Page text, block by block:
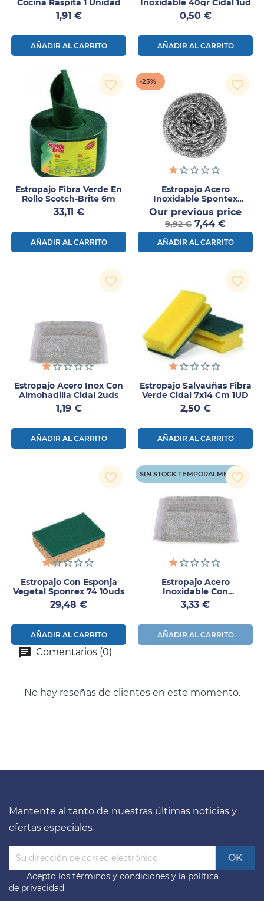
Precio
1,91 €
AÑADIR AL CARRITO
Precio
0,50 €
AÑADIR AL CARRITO
Estropajo Fibra Verde En
Rollo Scotch-Brite 6m
Precio
33,11 €
AÑADIR AL CARRITO
favorite_border
Estropajo Acero
Inoxidable Spontex
Superinox 50 – 10 Uds
Our previous price
9,92 € Precio
7,44 €
AÑADIR AL CARRITO
-25% favorite_border
Estropajo Acero Inox Con
Almohadilla Cidal 2uds
Precio
1,19 €
AÑADIR AL CARRITO
favorite_border
Estropajo Salvauñas Fibra
Verde Cidal 7x14 Cm 1UD
Precio
2,50 €
AÑADIR AL CARRITO
favorite_border
Estropajo Con Esponja
Vegetal Sponrex 74 10uds
Precio
29,48 €
AÑADIR AL CARRITO
favorite_border
Estropajo Acero
Inoxidable Con
Almohadilla Cidal
Precio
3,33 €
AÑADIR AL CARRITO
SIN STOCK TEMPORALMENTE
favorite_border
Comentarios (0)
No hay reseñas de clientes en este momento.
Mantente al tanto de nuestras últimas noticias y
ofertas especiales
Acepto los términos y condiciones y la política
de privacidad